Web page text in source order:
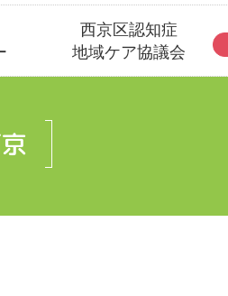
西京区認知症
地域ケア協議会